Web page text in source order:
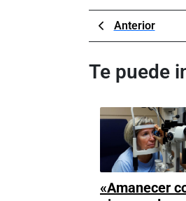
de
entradas
Anterior
Post
Te puede
«Amanecer